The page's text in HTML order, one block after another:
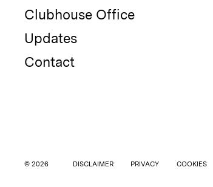
Clubhouse Office
Updates
Contact
© 2026 DISCLAIMER PRIVACY COOKIES